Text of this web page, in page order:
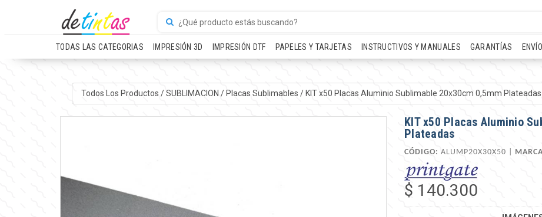
TODAS LAS CATEGORIAS IMPRESIÓN 3D IMPRESIÓN DTF PAPELES Y TARJETAS INSTRUCTIVOS Y MANUALES GARANTÍAS
Todos Los Productos /SUBLIMACION / Placas Sublimables / KIT x50 Placas Aluminio Sublimable 20x30cm 0,5mm Plateadas
KIT x50 Placas Aluminio
Plateadas
CÓDIGO: ALUMP20X30X50 |
$ 140.300